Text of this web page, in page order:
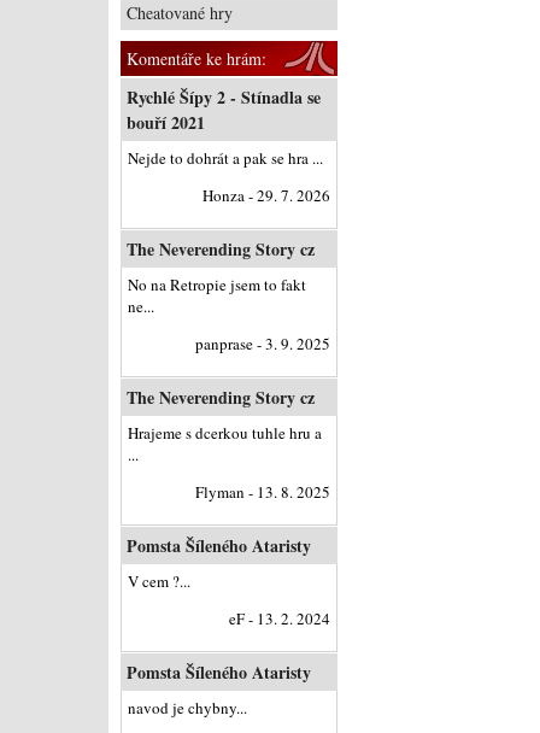
Cheatované hry
Komentáře ke hrám:
Rychlé Šípy 2 - Stínadla se
bouří 2021
Nejde to dohrát a pak se hra ...
Honza - 29. 7. 2026
The Neverending Story cz
No na Retropie jsem to fakt
ne...
panprase - 3. 9. 2025
The Neverending Story cz
Hrajeme s dcerkou tuhle hru a
...
Flyman - 13. 8. 2025
Pomsta Šíleného Ataristy
V cem ?...
eF - 13. 2. 2024
Pomsta Šíleného Ataristy
navod je chybny...